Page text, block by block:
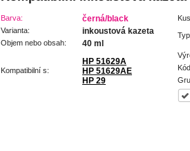
Barva: černá/black
Varianta: inkoustová kazeta
Objem nebo obsah: 40 ml
Kompatibilní s:
HP 51629A
HP 51629AE
HP 29